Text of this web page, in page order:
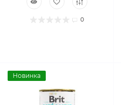
0
Новинка